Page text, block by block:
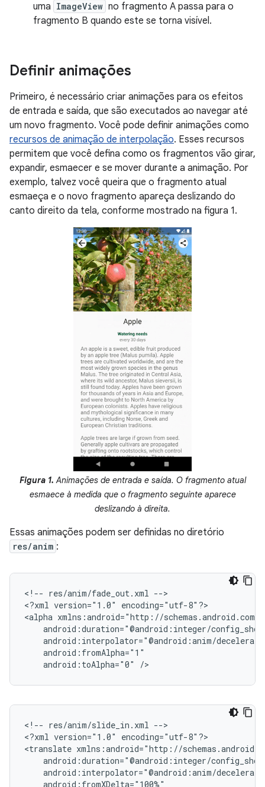
uma ImageView no fragmento A passa para o
fragmento B quando este se torna visível.
Definir animações
Primeiro, é necessário criar animações para os efeitos
de entrada e saída, que são executados ao navegar até
um novo fragmento. Você pode definir animações como
recursos de animação de interpolação. Esses recursos
permitem que você defina como os fragmentos vão girar,
expandir, esmaecer e se mover durante a animação. Por
exemplo, talvez você queira que o fragmento atual
esmaeça e o novo fragmento apareça deslizando do
canto direito da tela, conforme mostrado na figura 1.
Figura 1. Animações de entrada e saída. O fragmento atual
esmaece à medida que o fragmento seguinte aparece
deslizando à direita.
Essas animações podem ser definidas no diretório
res/anim :
<!-- res/anim/fade_out.xml -->
<?xml version="1.0"
encoding="utf-8"?>
<alpha
android:toAlpha="0"
<!-- res/anim/slide_in.xml -->
<?xml version="1.0"
encoding="utf-8"?>
<translate